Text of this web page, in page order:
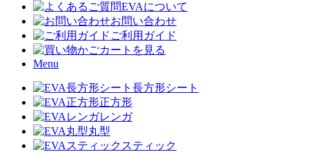
EVAについて
お問い合わせ
ご利用ガイド
カートを見る
Menu
長方形シート
正方形
レンガ
丸型
スティック